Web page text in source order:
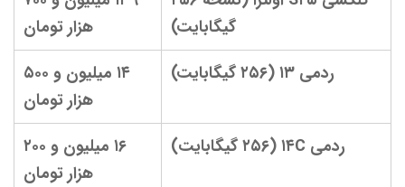
گیگابایت)
هزار تومان
ردمی ۱۳ (۲۵۶ گیگابایت)
۱۴ میلیون و ۵۰۰
هزار تومان
ردمی ۱۴C (۲۵۶ گیگابایت)
۱۶ میلیون و ۲۰۰
هزار تومان